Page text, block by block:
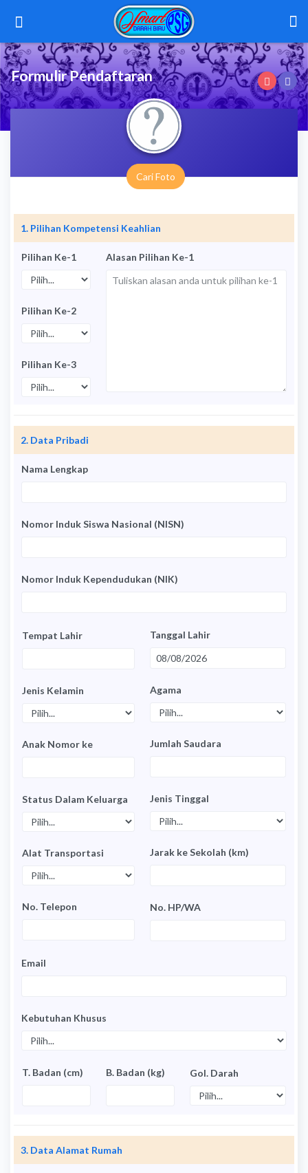
Formulir Pendaftaran
Cari Foto
1. Pilihan Kompetensi Keahlian
Pilihan Ke-1
Pilihan Ke-2
Pilihan Ke-3
Alasan Pilihan Ke-1
2. Data Pribadi
Nama Lengkap
Nomor Induk Siswa Nasional (NISN)
Nomor Induk Kependudukan (NIK)
Tempat Lahir
Jenis Kelamin
Anak Nomor ke
Status Dalam Keluarga
Alat Transportasi
No. Telepon
Tanggal Lahir
Agama
Jumlah Saudara
Jenis Tinggal
Jarak ke Sekolah (km)
No. HP/WA
Email
Kebutuhan Khusus
T. Badan (cm) B. Badan (kg) Gol. Darah
3. Data Alamat Rumah